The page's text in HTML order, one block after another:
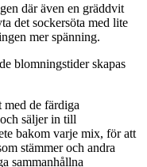
där även en gräddvit
det sockersöta med lite
mer spänning.
de färdiga
säljer in till
bakom varje mix, för att
stämmer och andra
sammanhållna